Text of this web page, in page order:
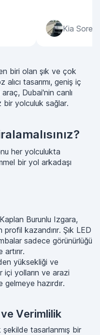
Kia
biri olan şık ve çok
tasarımı, geniş iç
Dubai'nin canlı
bir yolculuk sağlar.
her yolculukta
bir yol arkadaşı
Burunlu Izgara,
kazandırır. Şık LED
sadece görünürlüğü
yüksekliği ve
yolların ve arazi
gelmeye hazırdır.
Verimlilik
tasarlanmış bir